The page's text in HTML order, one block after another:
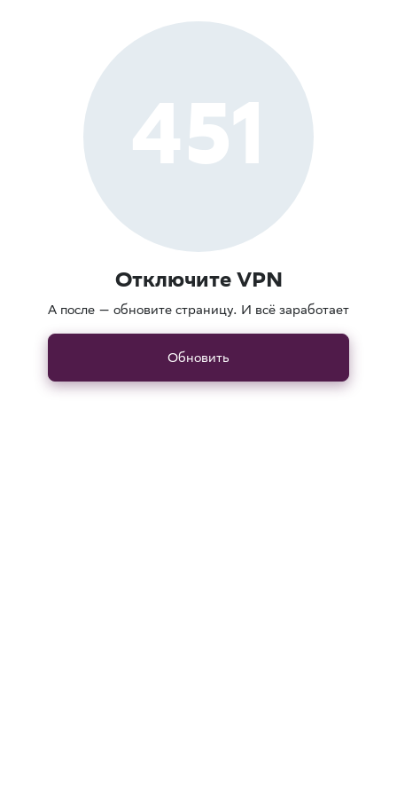
451
Отключите VPN
А после — обновите страницу. И всё заработает
Обновить